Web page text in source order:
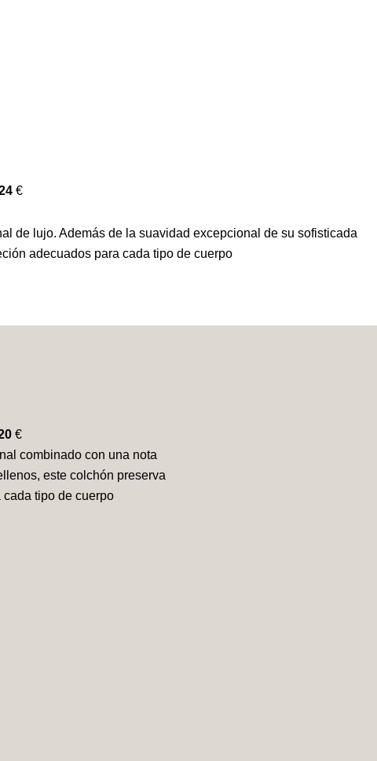
€
de lujo. Además de la suavidad excepcional de su sofisticada
adecuados para cada tipo de cuerpo
€
combinado con una nota
este colchón preserva
tipo de cuerpo